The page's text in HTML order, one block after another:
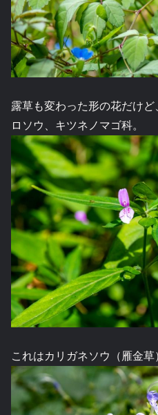
露草も変わった形の花だけ
ロソウ、キツネノマゴ科。
これはカリガネソウ（雁金草